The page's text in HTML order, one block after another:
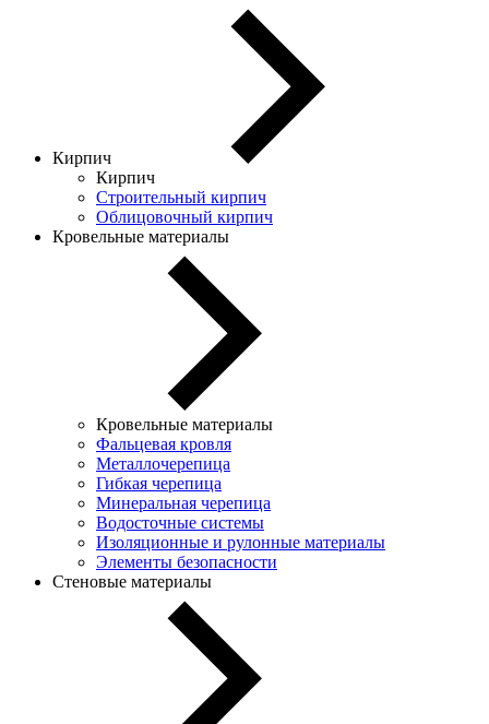
Кирпич
Кирпич
Строительный кирпич
Облицовочный кирпич
Кровельные материалы
Кровельные материалы
Фальцевая кровля
Металлочерепица
Гибкая черепица
Минеральная черепица
Водосточные системы
Изоляционные и рулонные материалы
Элементы безопасности
Стеновые материалы